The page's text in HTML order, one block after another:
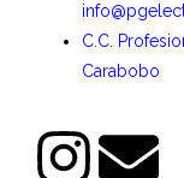
C.C.
Carabobo